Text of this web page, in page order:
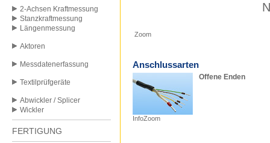
2-Achsen Kraftmessung
Stanzkraftmessung
Längenmessung
Aktoren
Messdatenerfassung
Textilprüfgeräte
Abwickler / Splicer
Wickler
FERTIGUNG
Zoom
Anschlussarten
InfoZoom
Offene Enden